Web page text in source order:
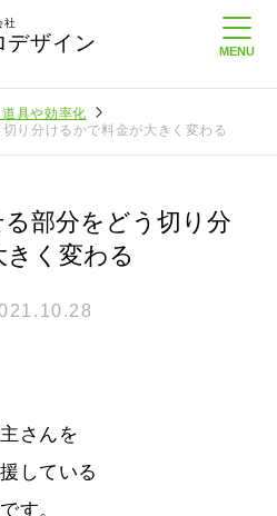
社
デザイン
具や効率化
り分けるかで料金が大きく変わる
部分をどう切り分
く変わる
さんを
している
す。
工会議所さんへニゴロ通信を持
くときって8～9割方雨なんです